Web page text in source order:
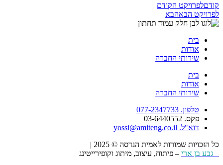
קודםלפרויקט הקודם
לפרויקט הבאהבא
בית
אודות
שירותי החברה
בית
אודות
שירותי החברה
טלפון. 077-2347733
פקס. 03-6440552
דוא"ל. yossi@amiteng.co.il
כל הזכויות שמורות לאמית הנדסה © 2025 |
גבע בן ארי – פיתוח, עיצוב, מיתוג וקופירייטינג